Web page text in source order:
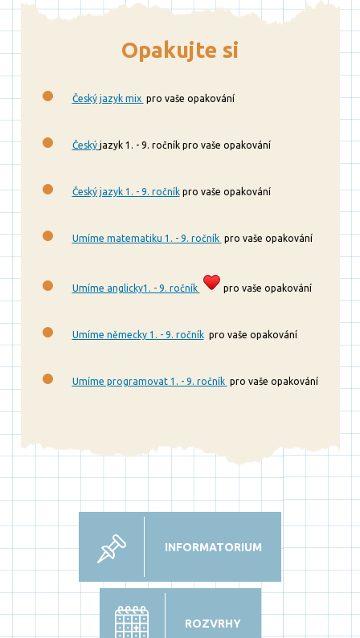
Opakujte si
Český jazyk mix pro vaše opakování
Český jazyk 1. - 9. ročník pro vaše opakování
Český jazyk 1. - 9. ročníkpro vaše opakování
Umíme matematiku 1. - 9. ročník pro vaše opakování
Umíme anglicky1. - 9. ročník pro vaše opakování
Umíme německy 1. - 9. ročníkpro vaše opakování
Umíme programovat 1. - 9. ročník pro vaše opakování
INFORMATORIUM
ROZVRHY